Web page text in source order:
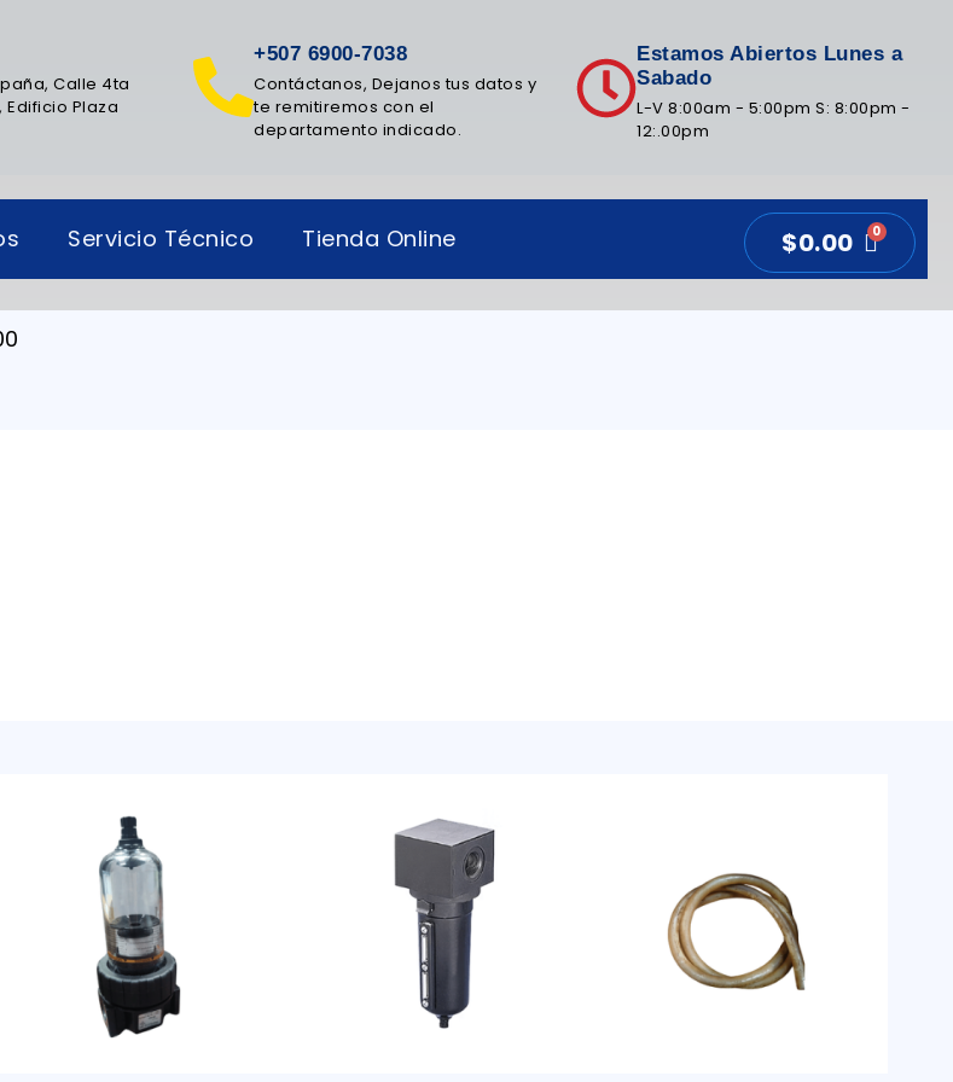
Calle 4ta
Edificio Plaza
+507 6900-7038
Contáctanos, Dejanos tus datos y
te remitiremos con el
departamento indicado.
Estamos Abiertos Lunes a
Sabado
L-V 8:00am - 5:00pm S: 8:00pm -
12:.00pm
Servicio Técnico Tienda Online $0.00